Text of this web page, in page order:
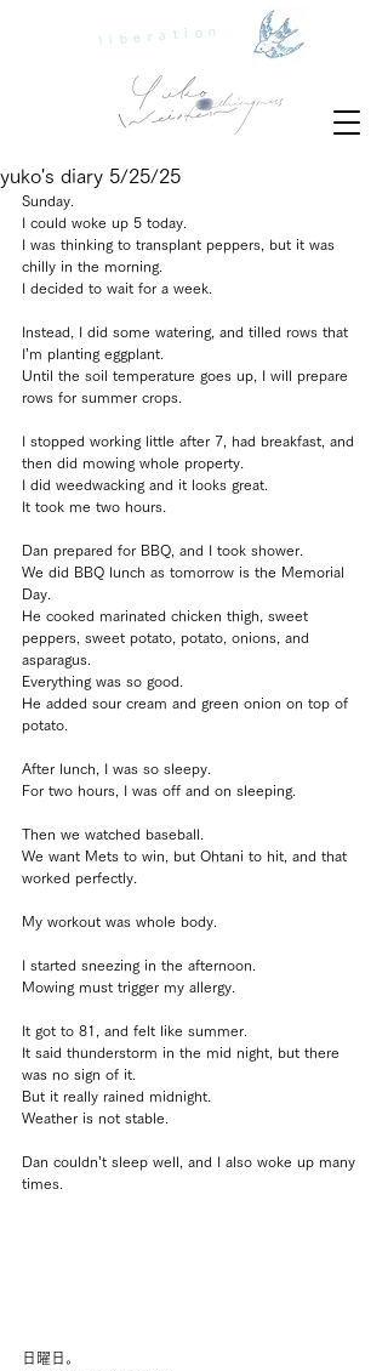
liberation
yuko's diary 5/25/25
Sunday.
I could woke up 5 today.
I was thinking to transplant peppers, but it was
chilly in the morning.
I decided to wait for a week.
Instead, I did some watering, and tilled rows that
I’m planting eggplant.
Until the soil temperature goes up, I will prepare
rows for summer crops.
I stopped working little after 7, had breakfast, and
then did mowing whole property.
I did weedwacking and it looks great.
It took me two hours.
Dan prepared for BBQ, and I took shower.
We did BBQ lunch as tomorrow is the Memorial
Day.
He cooked marinated chicken thigh, sweet
peppers, sweet potato, potato, onions, and
asparagus.
Everything was so good.
He added sour cream and green onion on top of
potato.
After lunch, I was so sleepy.
For two hours, I was off and on sleeping.
Then we watched baseball.
We want Mets to win, but Ohtani to hit, and that
worked perfectly.
My workout was whole body.
I started sneezing in the afternoon.
Mowing must trigger my allergy.
It got to 81, and felt like summer.
It said thunderstorm in the mid night, but there
was no sign of it.
But it really rained midnight.
Weather is not stable.
Dan couldn’t sleep well, and I also woke up many
times.
日曜日。